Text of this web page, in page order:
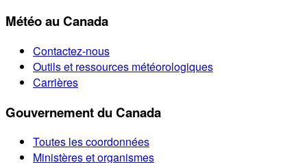
Météo au Canada
Contactez-nous
Outils et ressources météorologiques
Carrières
Gouvernement du Canada
Toutes les coordonnées
Ministères et organismes